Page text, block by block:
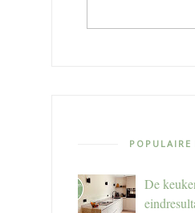
POPULAIRE
De